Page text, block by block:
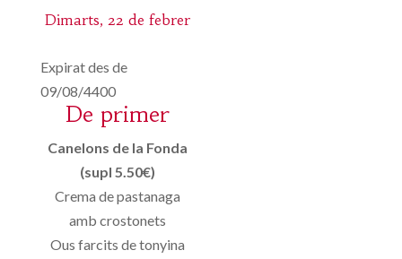
Dimarts, 22 de febrer
Expirat des de
09/08/4400
De primer
Canelons de la Fonda
(supl 5.50€)
Crema de pastanaga
amb crostonets
Ous farcits de tonyina